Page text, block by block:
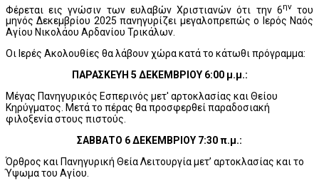
Φέρεται εις γνώσιν των ευλαβών Χριστιανών ότι την 6ηντου
μηνός Δεκεμβρίου 2025 πανηγυρίζει μεγαλοπρεπώς ο Ιερός Ναός
Αγίου Νικολάου Αρδανίου Τρικάλων.
Οι Ιερές Ακολουθίες θα λάβουν χώρα κατά το κάτωθι πρόγραμμα:
ΠΑΡΑΣΚΕΥΗ 5 ΔΕΚΕΜΒΡΙΟΥ 6:00 μ.μ.:
Μέγας Πανηγυρικός Εσπερινός μετ' αρτοκλασίας και Θείου
Κηρύγματος. Μετά το πέρας θα προσφερθεί παραδοσιακή
φιλοξενία στους πιστούς.
ΣΑΒΒΑΤΟ 6 ΔΕΚΕΜΒΡΙΟΥ 7:30 π.μ.:
Όρθρος και Πανηγυρική Θεία Λειτουργία μετ’ αρτοκλασίας και το
Ύψωμα του Αγίου.